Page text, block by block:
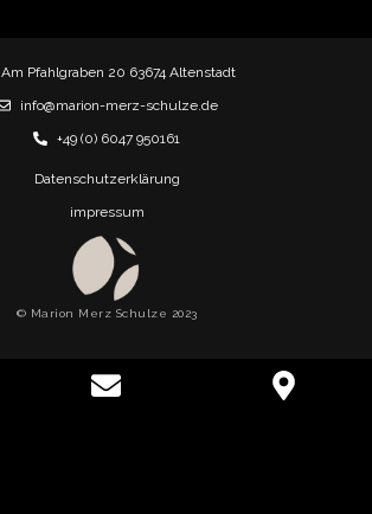
Am Pfahlgraben 20 63674 Altenstadt
info@marion-merz-schulze.de
+49 (0) 6047 950161
© Marion Merz Schulze 2023
Datenschutzerklärung
impressum